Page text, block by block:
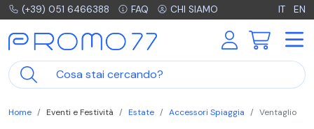
(+39) 051 6466388 FAQ CHI SIAMO IT EN
Home Eventi e Festività Estate Accessori Spiaggia Ventaglio